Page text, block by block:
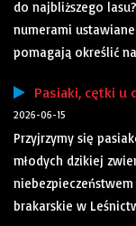
do najbliższego
numerami
pomagają określić
Pasiaki, cętki u
2026-06-15
Przyjrzymy się
młodych dzikiej
brakarskie w